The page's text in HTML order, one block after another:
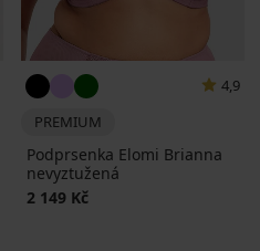
4,9
PREMIUM
Podprsenka Elomi Brianna
nevyztužená
2 149 Kč